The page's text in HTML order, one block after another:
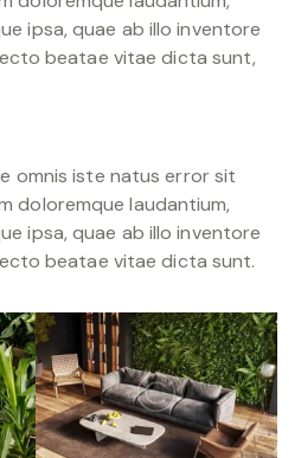
ipsa, quae ab illo inventore
beatae vitae dicta sunt,
omnis iste natus error sit
doloremque laudantium,
ipsa, quae ab illo inventore
beatae vitae dicta sunt.